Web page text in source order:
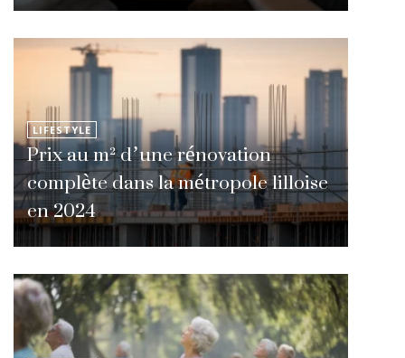
LIFESTYLE
Prix au m² d’une rénovation
complète dans la métropole lilloise
en 2024